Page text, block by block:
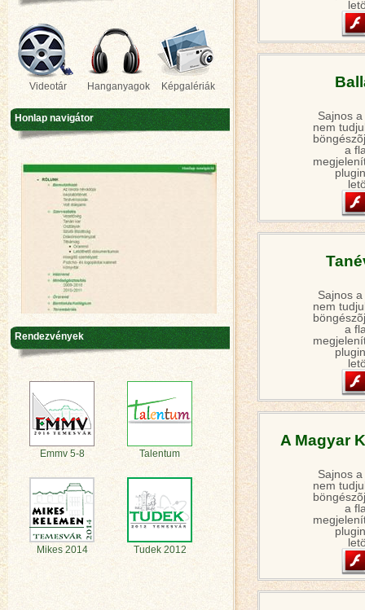
Sajnos
nem
a
Sajnos
nem
a
A Magyar
Sajnos
nem
a
Videotár Hanganyagok Képgalériák
Honlap navigátor
Rendezvények
Emmv 5-8 Talentum
Mikes 2014 Tudek 2012